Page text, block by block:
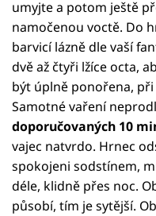
umyjte a potom ještě
namočenou voctě. Do
barvicí lázně dle vaší
dvě až čtyři lžíce octa,
být úplně ponořena,
Samotné vaření
doporučovaných 10
vajec natvrdo. Hrnec
spokojeni sodstínem,
déle, klidně přes noc.
působí, tím je sytější.